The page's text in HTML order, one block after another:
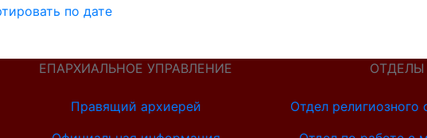
по дате
ЕПАРХИАЛЬНОЕ УПРАВЛЕНИЕ
Правящий архиерей
ОТДЕЛЫ
Отдел религиозного